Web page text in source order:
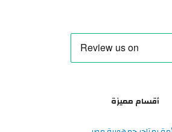
أقسام مميزة